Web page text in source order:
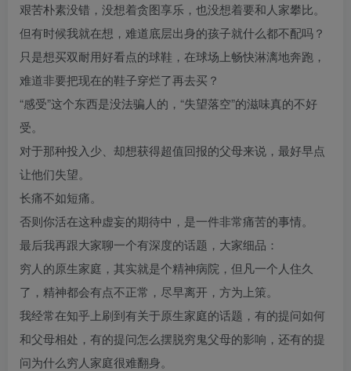
艰苦朴素没错，没想着贪图享乐，也没想着要和人家攀比。
但有时候我就在想，难道底层出身的孩子就什么都不配吗？
只是想买双耐用好看点的球鞋，在球场上畅快淋漓地奔跑，
难道非要把现在的鞋子穿烂了再去买？
“感受”这个东西是没法骗人的，“失望落空”的滋味真的不好
受。
对于那种投入少、却想获得超值回报的父母来说，最好早点
让他们失望。
长痛不如短痛。
否则你活在这种虚妄的期待中，是一件非常痛苦的事情。
最后我再跟大家聊一个有深度的话题，大家细品：
穷人的原生家庭，其实就是个精神病院，但凡一个人住久
了，精神都会有点不正常，尽早离开，方为上策。
我经常在知乎上刷到有关于原生家庭的话题，有的提问如何
和父母相处，有的提问怎么摆脱穷鬼父母的影响，还有的提
问为什么穷人家庭很难翻身。